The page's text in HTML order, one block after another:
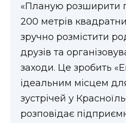
«Планую розширити
200 метрів
зручно розмістити
друзів та
заходи. Це зробить
ідеальним місцем
зустрічей у
розповідає